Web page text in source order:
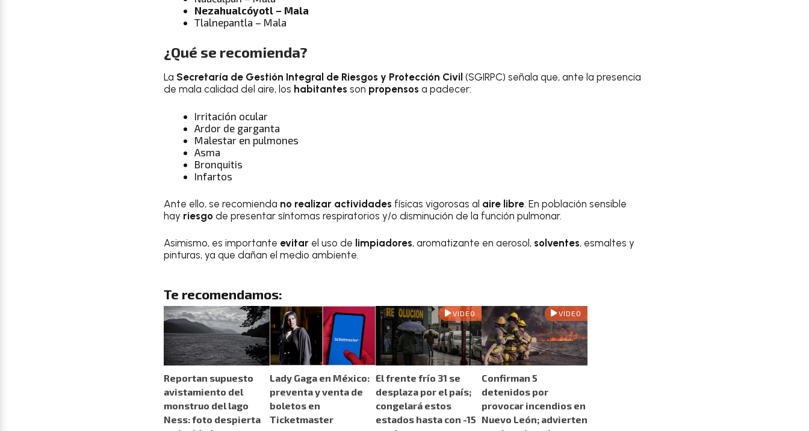
Nezahualcóyotl – Mala
Tlalnepantla – Mala
¿Qué se recomienda?
La Secretaría de Gestión Integral de Riesgos y Protección Civil (SGIRPC) señala que, ante la presencia
de mala calidad del aire, los habitantes son propensos a padecer:
Irritación ocular
Ardor de garganta
Malestar en pulmones
Asma
Bronquitis
Infartos
Ante ello, se recomienda no realizar actividades físicas vigorosas al aire libre. En población sensible
hay riesgo de presentar síntomas respiratorios y/o disminución de la función pulmonar.
Asimismo, es importante evitar el uso de limpiadores, aromatizante en aerosol, solventes, esmaltes y
pinturas, ya que dañan el medio ambiente.
Te recomendamos:
Reportan supuesto
avistamiento del
monstruo del lago
Ness: foto despierta
Lady Gaga en México:
preventa y venta de
boletos en
Ticketmaster
VIDEO
El frente frío 31 se
desplaza por el país;
congelará estos
estados hasta con -15
VIDEO
Confirman 5
detenidos por
provocar incendios en
Nuevo León; advierten